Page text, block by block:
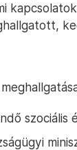
szociális